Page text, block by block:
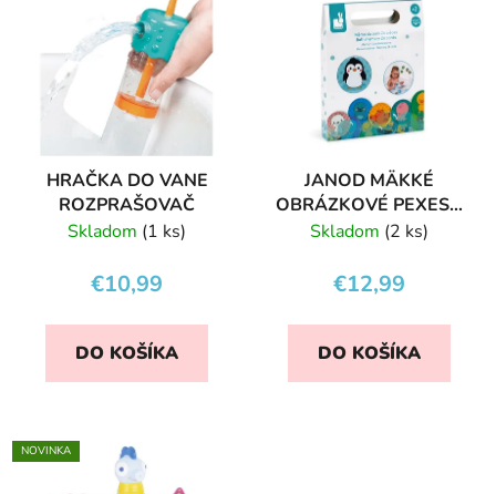
HRAČKA DO VANE
ROZPRAŠOVAČ
Skladom (1 ks)
€10,99
DO KOŠÍKA
JANOD MÄKKÉ
OBRÁZKOVÉ PEXESO
DO VANE 24KS
Skladom (2 ks)
€12,99
DO KOŠÍKA
NOVINKA